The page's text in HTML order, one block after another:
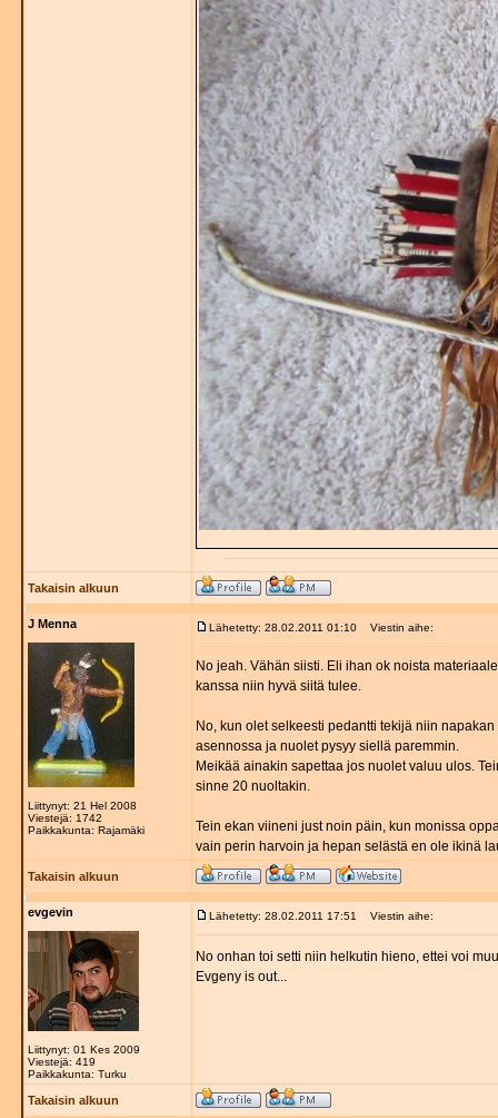
Takaisin alkuun
J Menna
Liittynyt: 21 Hel 2008
Viestejä: 1742
Paikkakunta: Rajamäki
Lähetetty: 28.02.2011 01:10 Viestin aihe:
No jeah. Vähän siisti. Eli ihan ok noista
kanssa niin hyvä siitä tulee.
No, kun olet selkeesti pedantti tekijä niin
asennossa ja nuolet pysyy siellä paremmin.
Meikää ainakin sapettaa jos nuolet valuu ulos.
sinne 20 nuoltakin.
Tein ekan viineni just noin päin, kun monissa
vain perin harvoin ja hepan selästä en ole ikinä
Takaisin alkuun
evgevin
Liittynyt: 01 Kes 2009
Viestejä: 419
Paikkakunta: Turku
Lähetetty: 28.02.2011 17:51 Viestin aihe:
No onhan toi setti niin helkutin hieno, ettei voi
Evgeny is out...
Takaisin alkuun